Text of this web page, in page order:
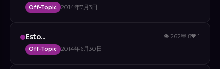
Off-Topic 2014年7月3日
Esto...
Off-Topic 2014年6月30日
👁262💬 8❤️1